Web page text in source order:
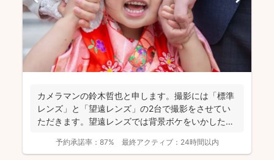
カメラマンの鈴木哲也と申します。撮影には「標準
レンズ」と「望遠レンズ」の2台で撮影をさせてい
ただきます。望遠レンズでは背景ボケをいかしたお
予約承諾率： 87% 最終アクティブ： 24時間以内